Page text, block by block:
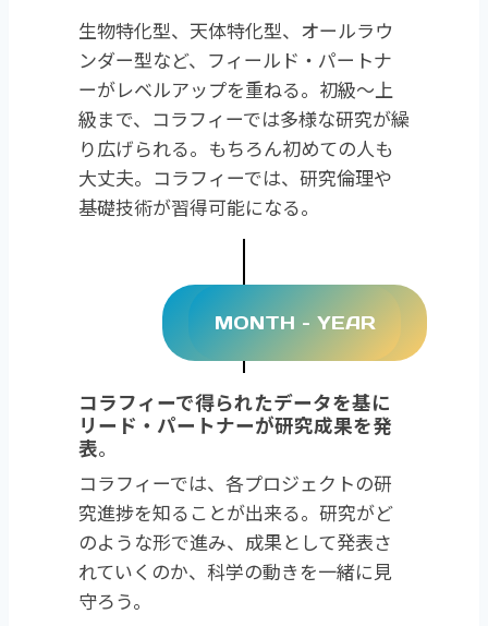
生物特化型、天体特化型、オールラウ
ンダー型など、フィールド・パートナ
ーがレベルアップを重ねる。初級～上
級まで、コラフィーでは多様な研究が繰
り広げられる。もちろん初めての人も
大丈夫。コラフィーでは、研究倫理や
基礎技術が習得可能になる。
MONTH – YEAR
コラフィーで得られたデータを基に
リード・パートナーが研究成果を発
表。
コラフィーでは、各プロジェクトの研
究進捗を知ることが出来る。研究がど
のような形で進み、成果として発表さ
れていくのか、科学の動きを一緒に見
守ろう。